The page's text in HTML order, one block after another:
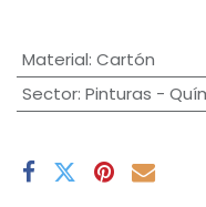
Material: Cartón
Sector: Pinturas -